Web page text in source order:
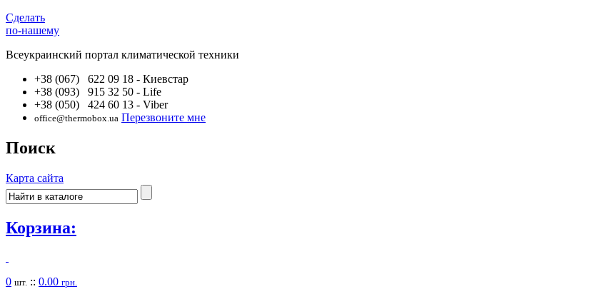
Сделать
по-нашему
Всеукраинский портал климатической техники
+38 (067) 622 09 18 - Киевстар
+38 (093) 915 32 50 - Life
+38 (050) 424 60 13 - Viber
office@thermobox.ua Перезвоните мне
Поиск
Карта сайта
Корзина:
0 шт. :: 0.00 грн.